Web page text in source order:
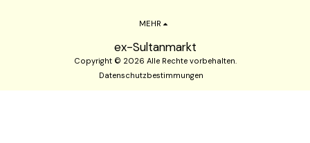
ex-Sultanmarkt
Copyright © 2026 Alle Rechte vorbehalten.
Datenschutzbestimmungen
MEHR